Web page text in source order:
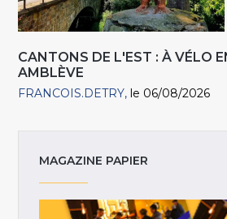
CANTONS DE L'EST : À VÉLO
AMBLÈVE
FRANCOIS.DETRY le 06/08/2026
MAGAZINE PAPIER